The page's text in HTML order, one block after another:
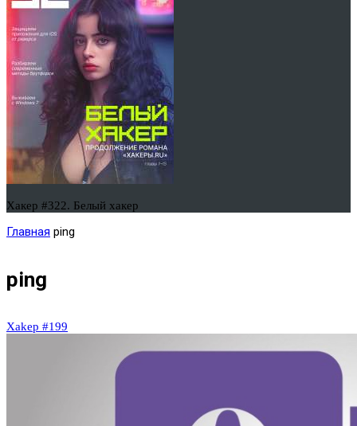
Хакер #322. Белый хакер
Главная ping
ping
Xakep #199